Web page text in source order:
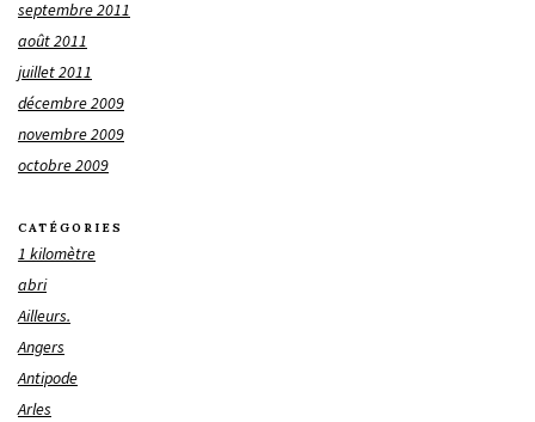
septembre 2011
août 2011
juillet 2011
décembre 2009
novembre 2009
octobre 2009
CATÉGORIES
1 kilomètre
abri
Ailleurs.
Angers
Antipode
Arles